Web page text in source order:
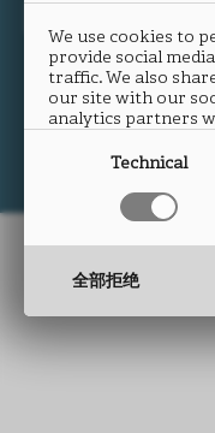
图中产品：
We use cookies to
provide social
traffic. We also
our site with our
analytics partners
they haveTechnical
全部拒绝